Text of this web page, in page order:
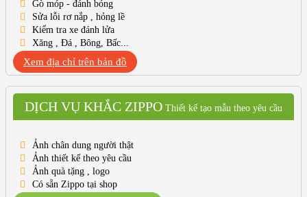
Gò móp - đánh bóng
Sửa lỗi rơ nắp , hỏng lề
Kiểm tra xe đánh lửa
Xăng , Đá , Bông, Bấc...
Xem địa chỉ trên bản đồ
DỊCH VỤ KHẮC ZIPPO Thiết kế tạo mẫu theo yêu cầu
Ảnh chân dung người thật
Ảnh thiết kế theo yêu cầu
Ảnh quà tặng , logo
Có sẵn Zippo tại shop